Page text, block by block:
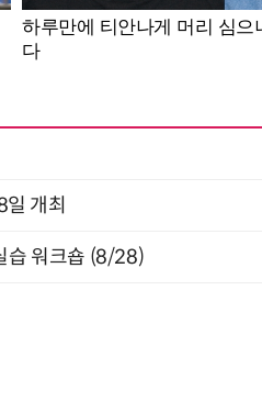
개최
습 워크숍 (8/28)